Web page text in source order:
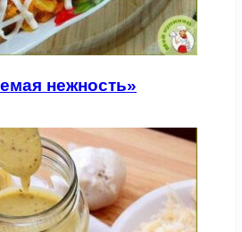
нежность»